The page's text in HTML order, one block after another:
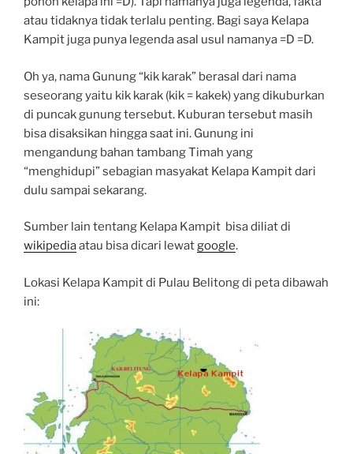
atau tidaknya tidak terlalu penting. Bagi saya Kelapa
Kampit juga punya legenda asal usul namanya =D =D.
Oh ya, nama Gunung “kik karak” berasal dari nama
seseorang yaitu kik karak (kik = kakek) yang dikuburkan
di puncak gunung tersebut. Kuburan tersebut masih
bisa disaksikan hingga saat ini. Gunung ini
mengandung bahan tambang Timah yang
“menghidupi” sebagian masyakat Kelapa Kampit dari
dulu sampai sekarang.
Sumber lain tentang Kelapa Kampit bisa diliat di
wikipediaatau bisa dicari lewatgoogle.
Lokasi Kelapa Kampit di Pulau Belitong di peta dibawah
ini: